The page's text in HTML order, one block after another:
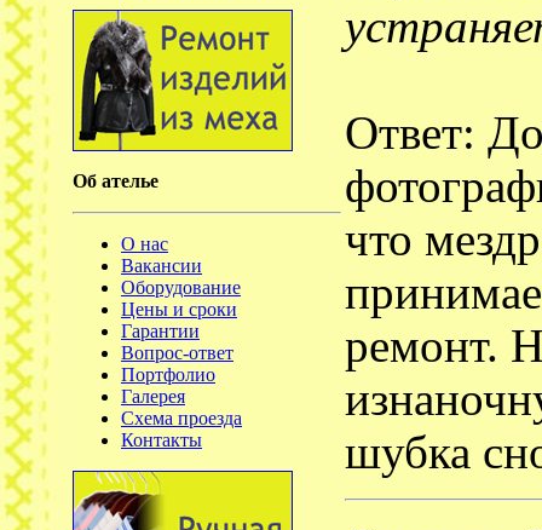
Об ателье
О нас
Вакансии
Оборудование
Цены и сроки
Гарантии
Вопрос-ответ
Портфолио
Галерея
Схема проезда
Контакты
Ответ:
что
ремонт.
шубка